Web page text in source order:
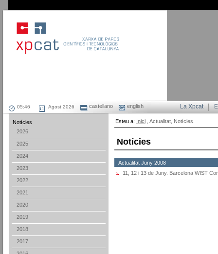
Agost 2026 castellano english La Xpcat
Notícies
2026
2025
2024
2023
2022
2021
2020
2019
2018
2017
Esteu a: Inici , Actualitat, Notícies.
Notícies
Actualitat Juny 2008
11, 12 i 13 de Juny. Barcelona WIST